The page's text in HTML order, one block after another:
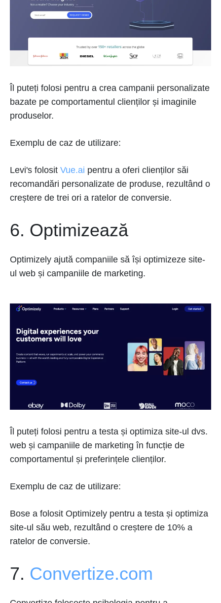
Îl puteți folosi pentru a crea campanii personalizate
bazate pe comportamentul clienților și imaginile
produselor.
Exemplu de caz de utilizare:
Levi's folosit Vue.ai pentru a oferi clienților săi
recomandări personalizate de produse, rezultând o
creștere de trei ori a ratelor de conversie.
6. Optimizează
Optimizely ajută companiile să își optimizeze site-
ul web și campaniile de marketing.
Îl puteți folosi pentru a testa și optimiza site-ul dvs.
web și campaniile de marketing în funcție de
comportamentul și preferințele clienților.
Exemplu de caz de utilizare:
Bose a folosit Optimizely pentru a testa și optimiza
site-ul său web, rezultând o creștere de 10% a
ratelor de conversie.
7. Convertize.com